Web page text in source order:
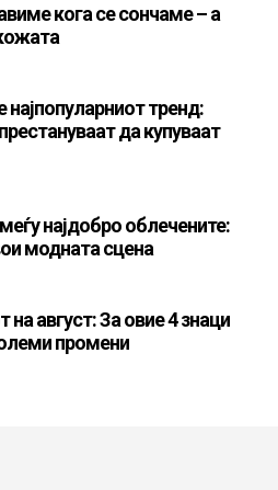
кога се сончаме – а
најпопуларниот тренд:
да купуваат
најдобро облечените:
модната сцена
август: За овие 4 знаци
промени